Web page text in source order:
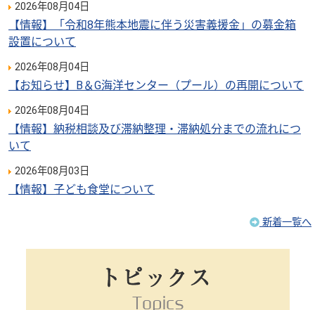
2026年08月04日
【情報】「令和8年熊本地震に伴う災害義援金」の募金箱
設置について
2026年08月04日
【お知らせ】B＆G海洋センター（プール）の再開について
2026年08月04日
【情報】納税相談及び滞納整理・滞納処分までの流れにつ
いて
2026年08月03日
【情報】子ども食堂について
新着一覧へ